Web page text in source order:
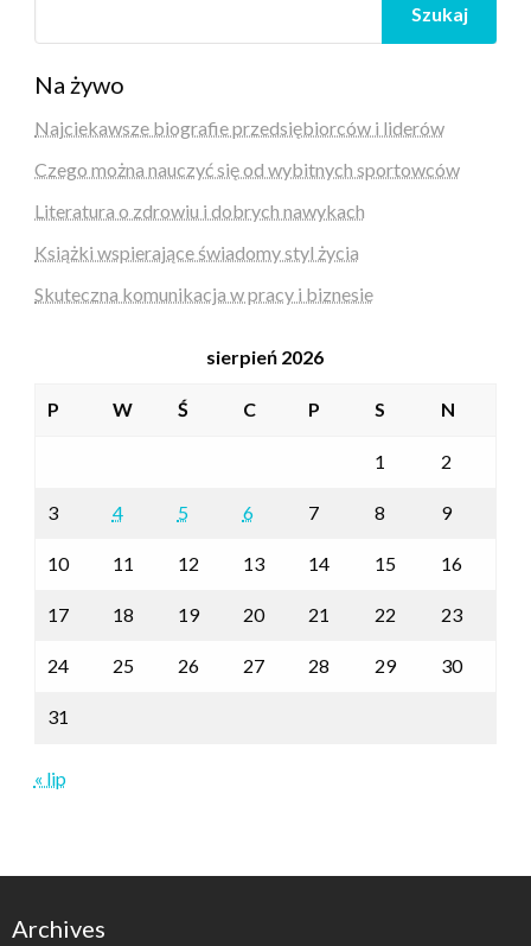
Szukaj
Na żywo
Najciekawsze biografie przedsiębiorców i liderów
Czego można nauczyć się od wybitnych sportowców
Literatura o zdrowiu i dobrych nawykach
Książki wspierające świadomy styl życia
Skuteczna komunikacja w pracy i biznesie
sierpień 2026
P W Ś C P S N
1 2
3 4 5 6 7 8 9
10 11 12 13 14 15 16
17 18 19 20 21 22 23
24 25 26 27 28 29 30
31
« lip
Archives